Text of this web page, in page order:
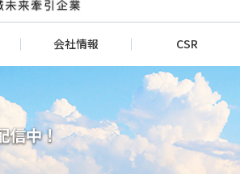
会社情報 CSR